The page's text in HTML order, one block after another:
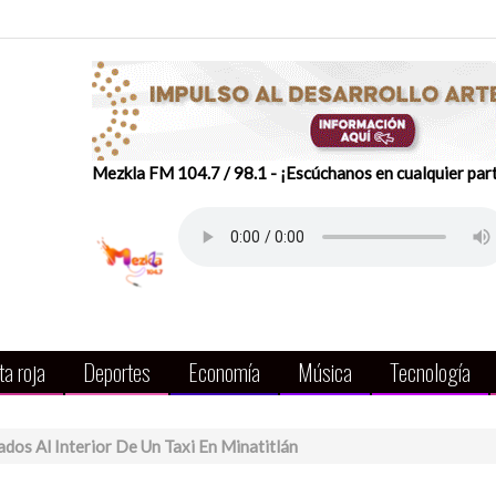
Mezkla FM 104.7 / 98.1 - ¡Escúchanos en cualquier
roja Deportes Economía Música Tecnología
Al Interior De Un Taxi En Minatitlán